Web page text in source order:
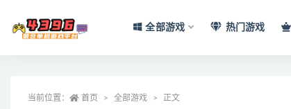
全部游戏 热门游戏
当前位置： 首页 全部游戏 正文